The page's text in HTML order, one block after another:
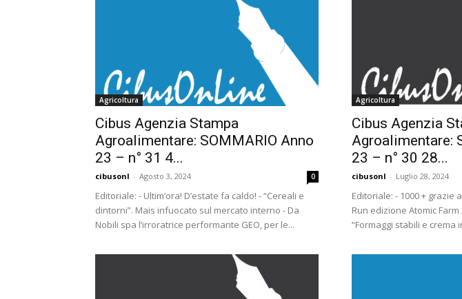
Agricoltura
Cibus Agenzia Stampa
Agroalimentare: SOMMARIO Anno
23 – n° 31 4...
cibusonl - Agosto 3, 2024 0
Editoriale: - Ultim’ora! D’estate fa caldo! - “Cereali e
dintorni”. Mais infuocato sul mercato interno - Da
Nobili spa l’irroratrice performante GEO, per le...
Agricoltura
Cibus Agenzia
Agroalimentare:
23 – n° 30 28...
cibusonl - Luglio 28, 2024
Editoriale: - 1000 + grazie
Run edizione Atomic
“Formaggi stabili e crema